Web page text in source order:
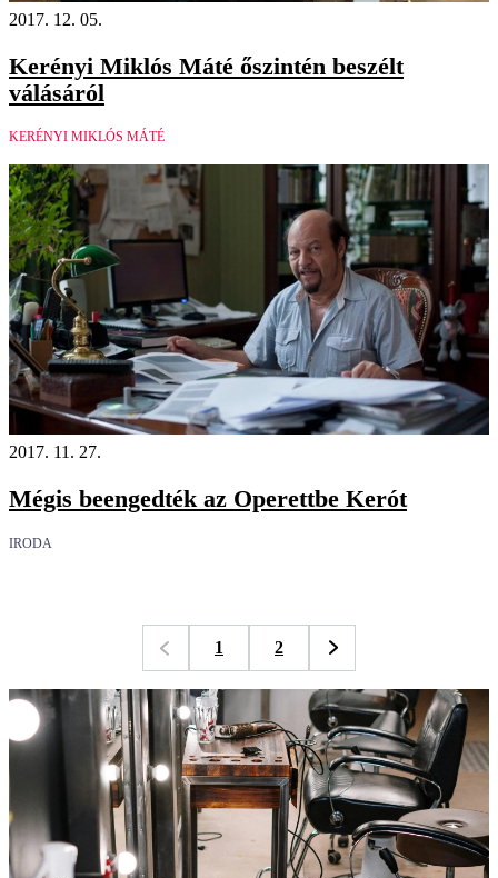
2017. 12. 05.
Kerényi Miklós Máté őszintén beszélt
válásáról
KERÉNYI MIKLÓS MÁTÉ
2017. 11. 27.
Mégis beengedték az Operettbe Kerót
IRODA
1 2